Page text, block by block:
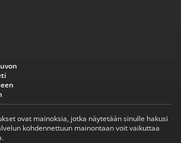
ovat mainoksia, jotka näytetään sinulle hakusi
kohdennettuun mainontaan voit vaikuttaa